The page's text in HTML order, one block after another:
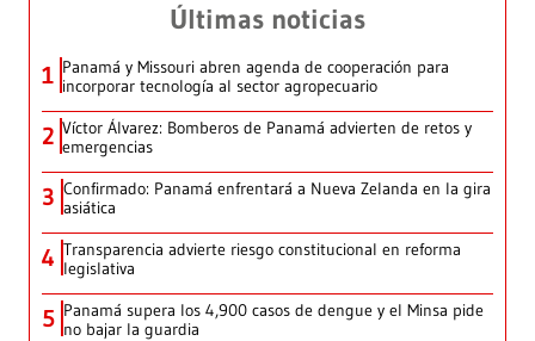
Últimas noticias
1 Panamá y Missouri abren agenda de cooperación para
incorporar tecnología al sector agropecuario
2 Víctor Álvarez: Bomberos de Panamá advierten de retos y
emergencias
3 Confirmado: Panamá enfrentará a Nueva Zelanda en la gira
asiática
4 Transparencia advierte riesgo constitucional en reforma
legislativa
5 Panamá supera los 4,900 casos de dengue y el Minsa pide
no bajar la guardia